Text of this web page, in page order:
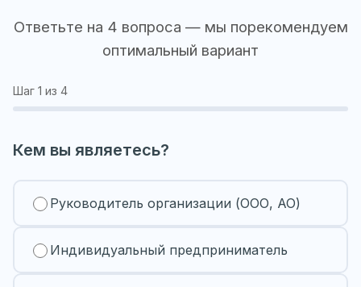
Ответьте на 4 вопроса — мы порекомендуем
оптимальный вариант
Шаг 1 из 4
Кем вы являетесь?
Руководитель организации (ООО, АО)
Индивидуальный предприниматель